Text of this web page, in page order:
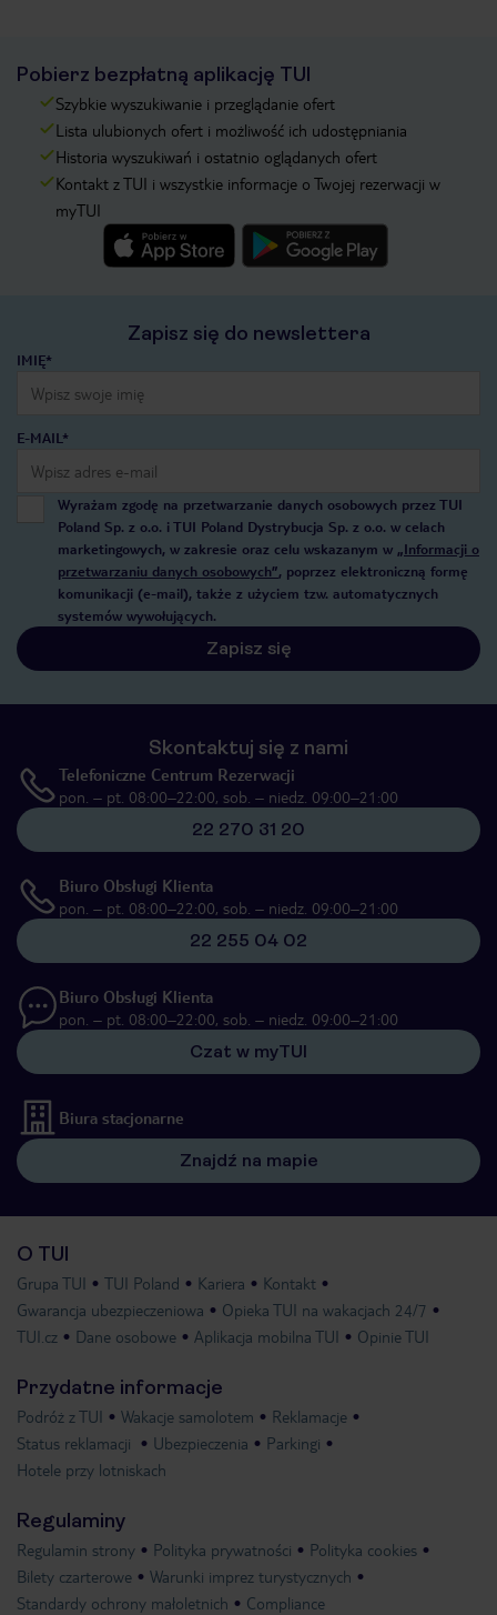
Pobierz bezpłatną aplikację TUI
Szybkie wyszukiwanie i przeglądanie ofert
Lista ulubionych ofert i możliwość ich udostępniania
Historia wyszukiwań i ostatnio oglądanych ofert
Kontakt z TUI i wszystkie informacje o Twojej rezerwacji w
myTUI
Zapisz się do newslettera
IMIĘ*
E-MAIL*
Wyrażam zgodę na przetwarzanie danych osobowych przez TUI
Poland Sp. z o.o. i TUI Poland Dystrybucja Sp. z o.o. w celach
marketingowych, w zakresie oraz celu wskazanym w „Informacji o
przetwarzaniu danych osobowych”, poprzez elektroniczną formę
komunikacji (e-mail), także z użyciem tzw. automatycznych
systemów wywołujących.
Zapisz się
Skontaktuj się z nami
Telefoniczne Centrum Rezerwacji
pon. – pt. 08:00–22:00, sob. – niedz. 09:00–21:00
22 270 31 20
Biuro Obsługi Klienta
pon. – pt. 08:00–22:00, sob. – niedz. 09:00–21:00
22 255 04 02
Biuro Obsługi Klienta
pon. – pt. 08:00–22:00, sob. – niedz. 09:00–21:00
Czat w myTUI
Biura stacjonarne
Znajdź na mapie
O TUI
Grupa TUI TUI Poland Kariera
Kontakt
Gwarancja ubezpieczeniowa
Opieka TUI na wakacjach 24/7
TUI.cz
Dane osobowe Aplikacja mobilna TUI Opinie TUI
Przydatne informacje
Podróż z TUI Wakacje samolotem
Reklamacje
Status reklamacji
Ubezpieczenia
Parkingi
Hotele przy lotniskach
Regulaminy
Regulamin strony Polityka prywatności
Polityka cookies
Bilety czarterowe
Warunki imprez turystycznych
Standardy ochrony małoletnich
Compliance